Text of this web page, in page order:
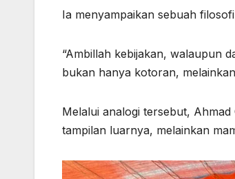
Ia menyampaikan sebuah
“Ambillah kebijakan, walaupun
bukan hanya kotoran,
Melalui analogi tersebut,
tampilan luarnya, melainkan